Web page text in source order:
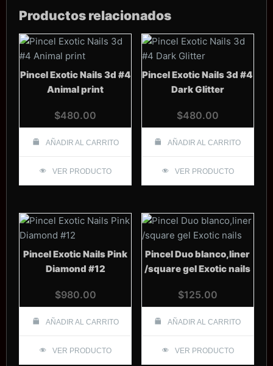
cantidad
Productos relacionados
Pincel Exotic Nails 3d #4
Animal print
$480.00
AÑADIR AL CARRITO
VER PRODUCTO
Pincel Exotic Nails 3d #4
Dark Glitter
$480.00
AÑADIR AL CARRITO
VER PRODUCTO
Pincel Exotic Nails Pink
Diamond #12
$980.00
AÑADIR AL CARRITO
VER PRODUCTO
Pincel Duo blanco,liner
/square gel Exotic nails
$125.00
AÑADIR AL CARRITO
VER PRODUCTO